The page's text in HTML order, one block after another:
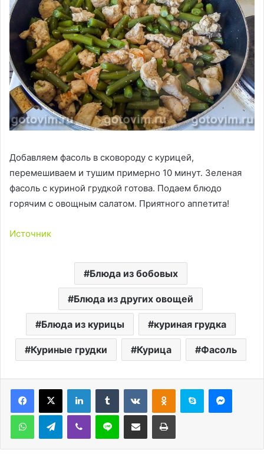
Добавляем фасоль в сковороду с курицей,
перемешиваем и тушим примерно 10 минут. Зеленая
фасоль с куриной грудкой готова. Подаем блюдо
горячим с овощным салатом. Приятного аппетита!
Источник
Блюда из бобовых
Блюда из других овощей
Блюда из курицы куриная грудка
Куриные грудки Курица Фасоль
LinkedInTumblr ВконтактеОдноклассники
Skype
WhatsAppTelegramViber Line Поделиться через электронную почту Печатать